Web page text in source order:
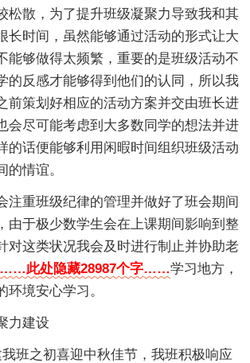
松散，为了提升班级凝聚力导致我和其
长时间，虽然能够通过活动的形式让大
能够做得太频繁，重要的是班级活动不
的反感才能够得到他们的认同，所以我
前策划好相应的活动方案并交由班长进
会尽可能考虑到大多数同学的想法并进
的话便能够利用闲暇时间组织班级活动
的情谊。
注重班级纪律的管理并做好了班会期间
由于极少数学生会在上课期间影响到整
对这类状况我会及时进行制止并协助老
……此处隐藏28987个字……学习地方，
环境安心学习。
力建设
班之初喜迎中秋佳节，我班积极响应